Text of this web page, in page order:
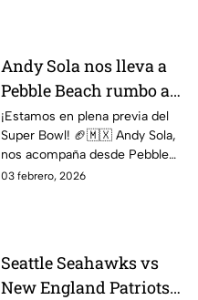
England Patriots.
Andy Sola nos lleva a
Pebble Beach rumbo al
Super Bow | Sola al
Super Bowl
¡Estamos en plena previa del
Super Bowl! 🏈🇲🇽 Andy Sola,
nos acompaña desde Pebble
Beach, compartiendo cómo se
03 febrero, 2026
Seattle Seahawks vs
New England Patriots